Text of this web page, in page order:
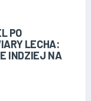
PO
LECHA:
INDZIEJ NA